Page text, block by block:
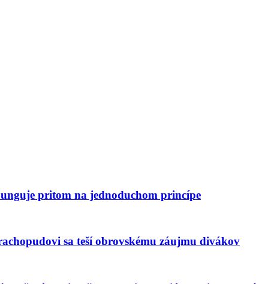
pritom na jednoduchom princípe
sa teší obrovskému záujmu divákov